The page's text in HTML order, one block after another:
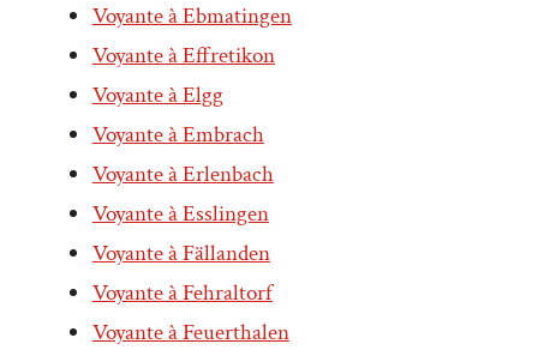
Voyante à Ebmatingen
Voyante à Effretikon
Voyante à Elgg
Voyante à Embrach
Voyante à Erlenbach
Voyante à Esslingen
Voyante à Fällanden
Voyante à Fehraltorf
Voyante à Feuerthalen